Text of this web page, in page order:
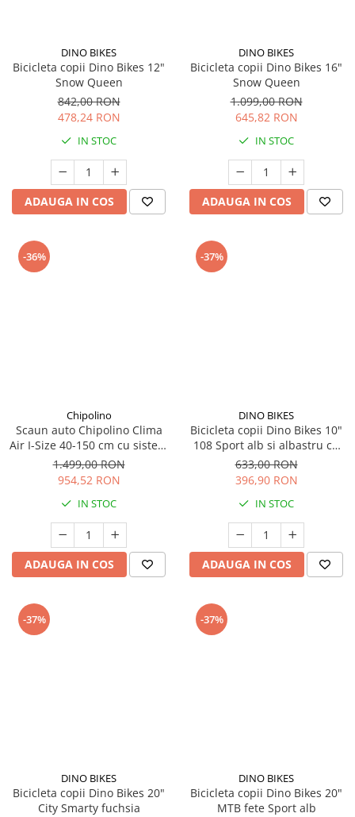
DINO BIKES
Bicicleta copii Dino Bikes 12"
Snow Queen
842,00 RON
478,24 RON
IN STOC
ADAUGA IN COS
DINO BIKES
Bicicleta copii Dino Bikes 16"
Snow Queen
1.099,00 RON
645,82 RON
IN STOC
ADAUGA IN COS
-36%
Chipolino
Scaun auto Chipolino Clima
Air I-Size 40-150 cm cu sistem
Isofix si sezut rotativ biscotta
1.499,00 RON
954,52 RON
IN STOC
ADAUGA IN COS
-37%
DINO BIKES
Bicicleta copii Dino Bikes 10"
108 Sport alb si albastru cu
frana
633,00 RON
396,90 RON
IN STOC
ADAUGA IN COS
-37%
DINO BIKES
Bicicleta copii Dino Bikes 20"
City Smarty fuchsia
-37%
DINO BIKES
Bicicleta copii Dino Bikes 20"
MTB fete Sport alb